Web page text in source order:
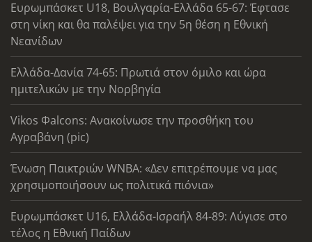
Ευρωμπάσκετ U18, Βουλγαρία-Ελλάδα 65-67: Έφτασε
στη νίκη και θα παλέψει για την 5η θέση η Εθνική
Νεανίδων
Ελλάδα-Δανία 74-65: Πρωτιά στον όμιλο και ώρα
ημιτελικών με την Νορβηγία
Vikos Φalcons: Ανακοίνωσε την προσθήκη του
Αγραβάνη (pic)
Ένωση Παικτριών WNBA: «Δεν επιτρέπουμε να μας
χρησιμοποιήσουν ως πολιτικά πιόνια»
Ευρωμπάσκετ U16, Ελλάδα-Ισραήλ 84-89: Λύγισε στο
τέλος η Εθνική Παίδων